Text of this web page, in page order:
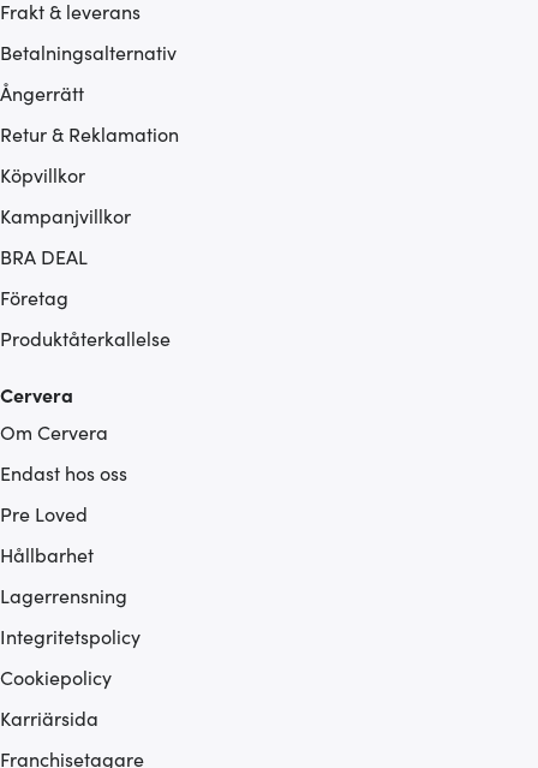
Frakt & leverans
Betalningsalternativ
Ångerrätt
Retur & Reklamation
Köpvillkor
Kampanjvillkor
BRA DEAL
Företag
Produktåterkallelse
Cervera
Om Cervera
Endast hos oss
Pre Loved
Hållbarhet
Lagerrensning
Integritetspolicy
Cookiepolicy
Karriärsida
Franchisetagare